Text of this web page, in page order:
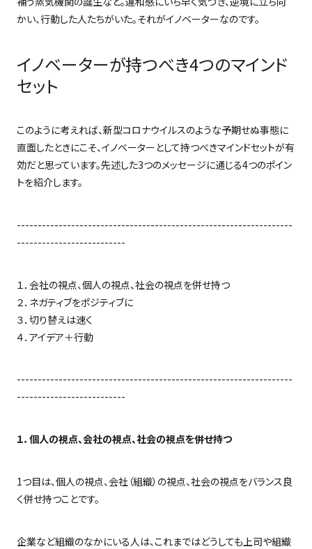
かい、行動した人たちがいた。それがイノベーターなのです。
イノベーターが持つべき4つのマインド
セット
このように考えれば、新型コロナウイルスのような予期せぬ事態に
直面したときにこそ、イノベーターとして持つべきマインドセットが有
効だと思っています。先述した3つのメッセージに通じる4つのポイン
トを紹介します。
------------------------------------------------------------------
--------------------------
１．会社の視点、個人の視点、社会の視点を併せ持つ
２．ネガティブをポジティブに
３．切り替えは速く
４．アイデア＋行動
------------------------------------------------------------------
--------------------------
１．個人の視点、会社の視点、社会の視点を併せ持つ
1つ目は、個人の視点、会社（組織）の視点、社会の視点をバランス良
く併せ持つことです。
企業など組織のなかにいる人は、これまではどうしても上司や組織